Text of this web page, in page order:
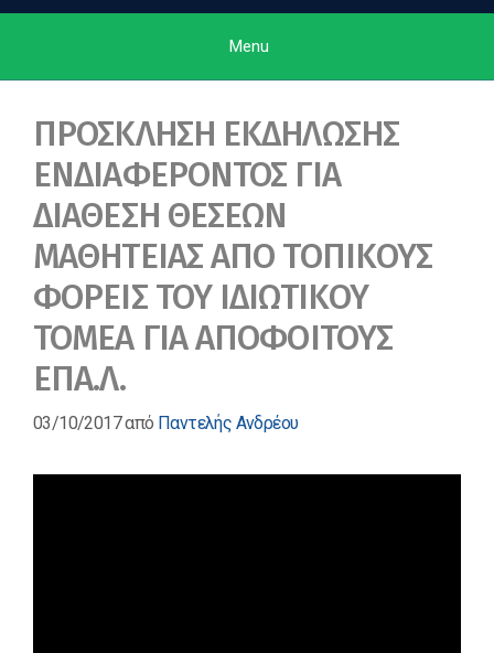
Menu
ΠΡΟΣΚΛΗΣΗ ΕΚΔΗΛΩΣΗΣ
ΕΝΔΙΑΦΕΡΟΝΤΟΣ ΓΙΑ
ΔΙΑΘΕΣΗ ΘΕΣΕΩΝ
ΜΑΘΗΤΕΙΑΣ ΑΠΟ ΤΟΠΙΚΟΥΣ
ΦΟΡΕΙΣ ΤΟΥ ΙΔΙΩΤΙΚΟΥ
ΤΟΜΕΑ ΓΙΑ ΑΠΟΦΟΙΤΟΥΣ
ΕΠΑ.Λ.
03/10/2017από Παντελής Ανδρέου